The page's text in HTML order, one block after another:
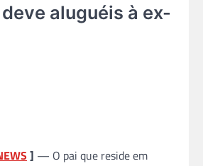
aluguéis à ex-
] — O pai que reside em